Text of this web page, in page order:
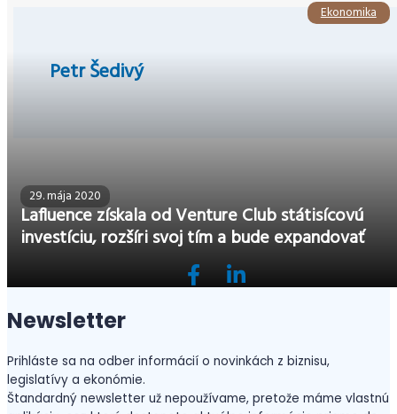
Petr Šedivý
29. mája 2020
Lafluence získala od Venture Club státisícovú
investíciu, rozšíri svoj tím a bude expandovať
Ekonomika
Newsletter
Prihláste sa na odber informácií o novinkách z biznisu,
legislatívy a ekonómie.
Štandardný newsletter už nepoužívame, pretože máme vlastnú